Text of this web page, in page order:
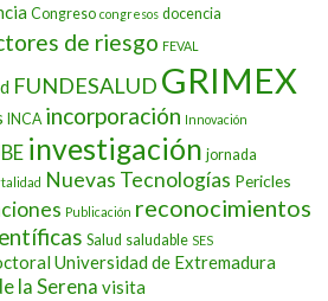
Congreso congresos docencia
de riesgo FEVAL
FUNDESALUD GRIMEX
INCA incorporación Innovación
investigación jornada
Nuevas Tecnologías Pericles
Publicación reconocimientos
Salud saludable SES
Universidad de Extremadura
la Serena visita